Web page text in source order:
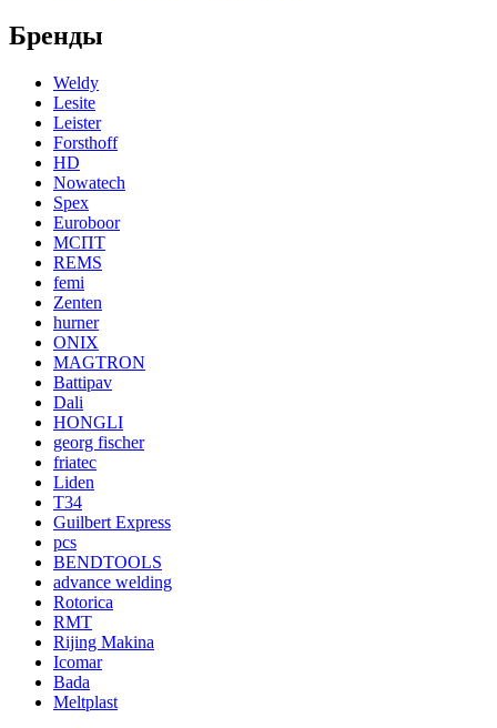
Бренды
Weldy
Lesite
Leister
Forsthoff
HD
Nowatech
Spex
Euroboor
МСПТ
REMS
femi
Zenten
hurner
ONIX
MAGTRON
Battipav
Dali
HONGLI
georg fischer
friatec
Liden
T34
Guilbert Express
pcs
BENDTOOLS
advance welding
Rotorica
RMT
Rijing Makina
Icomar
Bada
Meltplast